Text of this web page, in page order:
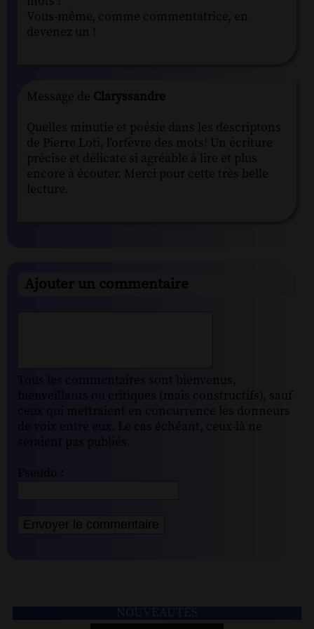
Vous-même, comme commentatrice, en
devenez un !
Message de Claryssandre
Quelles minutie et poésie dans les descriptons
de Pierre Loti, l'orfèvre des mots! Un écriture
précise et délicate si agréable à lire et plus
encore à écouter. Merci pour cette très belle
lecture.
Ajouter un commentaire
Tous les commentaires sont bienvenus,
bienveillants ou critiques (mais constructifs), sauf
ceux qui mettraient en concurrence les donneurs
de voix entre eux. Le cas échéant, ceux-là ne
seraient pas publiés.
Pseudo :